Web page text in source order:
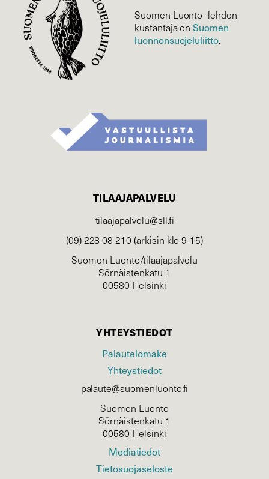
Suomen Luonto -lehden
kustantaja onSuomen
luonnonsuojelu­liitto.
TILAAJAPALVELU
tilaajapalvelu@sll.fi
(09) 228 08 210 (arkisin klo 9-15)
Suomen Luonto/tilaajapalvelu
Sörnäistenkatu 1
00580 Helsinki
YHTEYSTIEDOT
Palautelomake
Yhteystiedot
palaute@suomenluonto.fi
Suomen Luonto
Sörnäistenkatu 1
00580 Helsinki
Mediatiedot
Tietosuojaseloste